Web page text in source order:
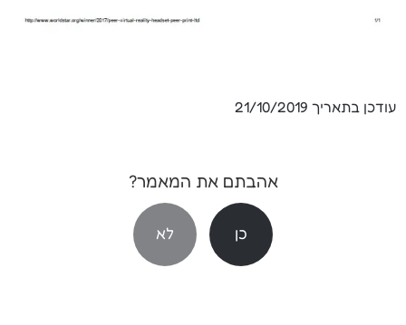
עודכן בתאריך 21/10/2019
אהבתם את המאמר?
כן לא